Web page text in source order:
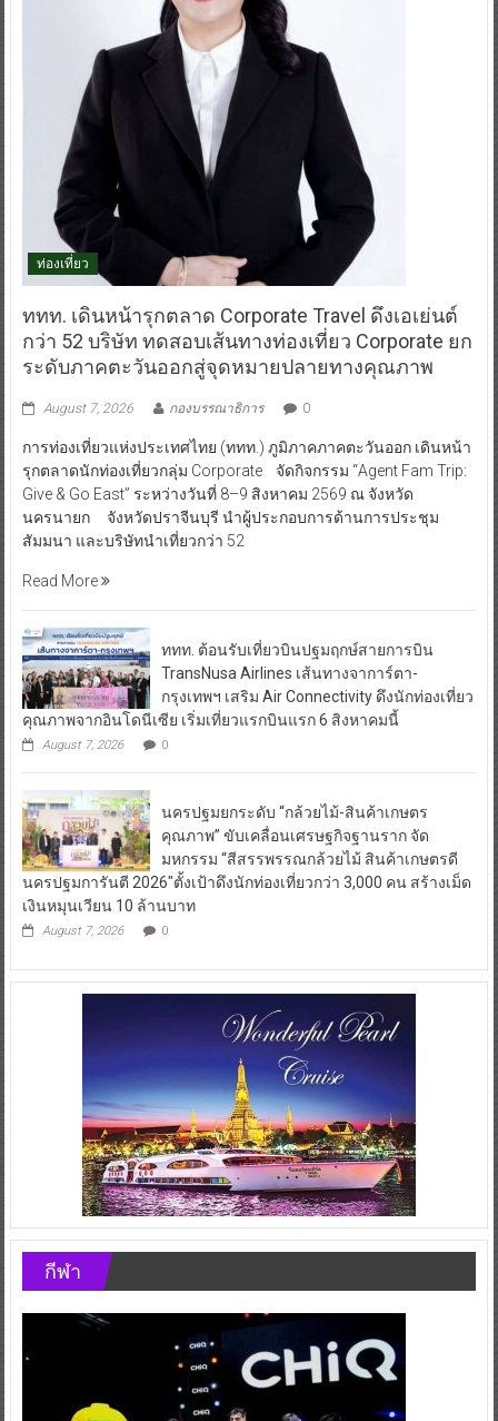
ท่องเที่ยว
ททท. เดินหน้ารุกตลาด Corporate Travel ดึงเอเย่นต์
กว่า 52 บริษัท ทดสอบเส้นทางท่องเที่ยว Corporate ยก
ระดับภาคตะวันออกสู่จุดหมายปลายทางคุณภาพ
August 7, 2026 กองบรรณาธิการ 0
การท่องเที่ยวแห่งประเทศไทย (ททท.) ภูมิภาคภาคตะวันออก เดินหน้า
รุกตลาดนักท่องเที่ยวกลุ่ม Corporate จัดกิจกรรม “Agent Fam Trip:
Give & Go East” ระหว่างวันที่ 8–9 สิงหาคม 2569 ณ จังหวัด
นครนายก จังหวัดปราจีนบุรี นำผู้ประกอบการด้านการประชุม
สัมมนา และบริษัทนำเที่ยวกว่า 52
Read More
ททท. ต้อนรับเที่ยวบินปฐมฤกษ์สายการบิน
TransNusa Airlines เส้นทางจาการ์ตา-
กรุงเทพฯ เสริม Air Connectivity ดึงนักท่องเที่ยว
คุณภาพจากอินโดนีเซีย เริ่มเที่ยวแรกบินแรก 6 สิงหาคมนี้
August 7, 2026 0
นครปฐมยกระดับ “กล้วยไม้-สินค้าเกษตร
คุณภาพ” ขับเคลื่อนเศรษฐกิจฐานราก จัด
มหกรรม “สีสรรพรรณกล้วยไม้ สินค้าเกษตรดี
นครปฐมการันตี 2026″ตั้งเป้าดึงนักท่องเที่ยวกว่า 3,000 คน สร้างเม็ด
เงินหมุนเวียน 10 ล้านบาท
August 7, 2026 0
กีฬา